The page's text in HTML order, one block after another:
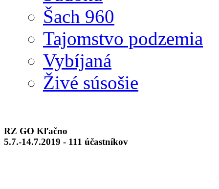
Šach 960
Tajomstvo podzemia
Vybíjaná
Živé súsošie
RZ GO Kľačno
5.7.-14.7.2019 - 111 účastníkov